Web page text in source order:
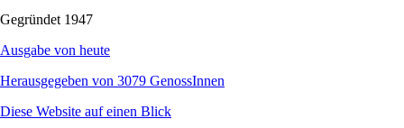
Gegründet 1947
Ausgabe von heute
Herausgegeben von 3079 GenossInnen
Diese Website auf einen Blick